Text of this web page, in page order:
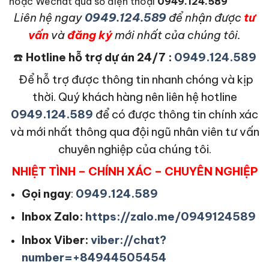
Liên hệ ngay 0949.124.589 để nhận được tư
vấn vàđăng kýmới nhất của chúng tôi.
☎️ Hotline hỗ trợ dự án 24/7 : 0949.124.589
Để hỗ trợ được thông tin nhanh chóng và kịp
thời. Quý khách hàng nên liên hệ hotline
0949.124.589 để có được thông tin chính xác
và mới nhất thông qua đội ngũ nhân viên tư vấn
chuyên nghiệp của chúng tôi.
NHIỆT TÌNH – CHÍNH XÁC – CHUYÊN NGHIỆP
Gọi ngay: 0949.124.589
Inbox Zalo: https://zalo.me/0949124589
Inbox Viber: viber://chat?
number=+84944505454